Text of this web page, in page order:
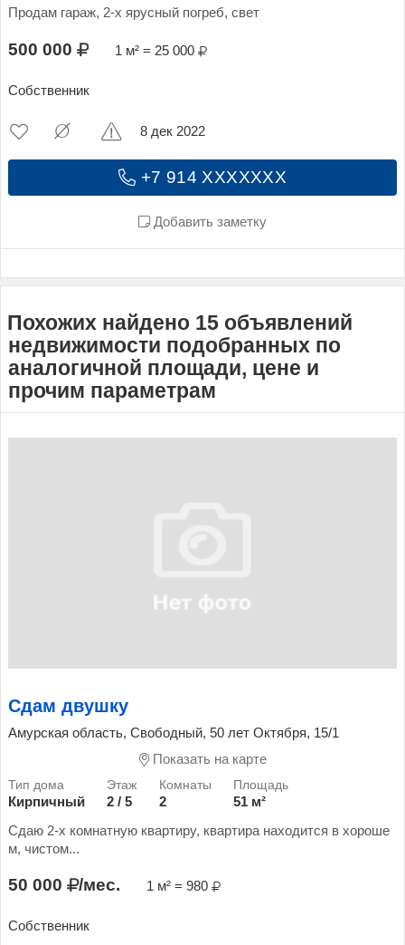
Продам гараж, 2-х ярусный погреб, свет
500 000 1 м² = 25 000
Собственник
+7 914 XXXXXXX
Добавить заметку
8 дек 2022
Похожих найдено 15 объявлений
недвижимости подобранных по
аналогичной площади, цене и
прочим параметрам
Сдам двушку
Амурская область, Свободный, 50 лет Октября, 15/1
Показать на карте
Кирпичный 2 / 5 2
51 м²
Сдаю 2-х комнатную квартиру, квартира находится в хороше
м, чистом...
50 000 /мес. 1 м² = 980
Собственник